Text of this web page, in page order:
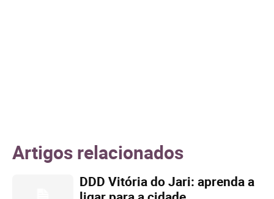
Artigos relacionados
DDD Vitória do Jari: aprenda a